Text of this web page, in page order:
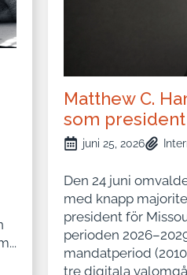
Matthew C.
som president
juni 25, 2026
Den 24 juni
med knapp
president för
perioden
mandatperiod
tre digitala